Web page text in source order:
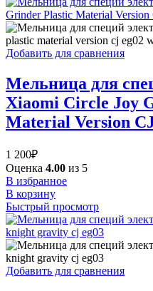
Добавить для сравнения
Мельница для
Xiaomi Circle Joy
Material Version
1 200₽
Оценка 4.00 из 5
В избранное
В корзину
Быстрый просмотр
Добавить для сравнения